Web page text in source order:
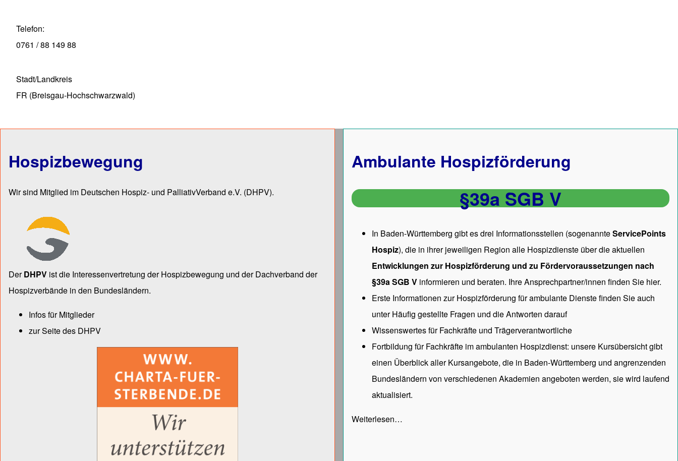
Telefon
0761 / 88 149 88
Stadt/Landkreis
FR (Breisgau-Hochschwarzwald)
Hospizbewegung
Wir sind Mitglied im Deutschen Hospiz- und PalliativVerband e.V. (DHPV).
DerDHPV ist die Inter­essen­ver­tre­tung der Hospiz­bewegung und der Dach­verband der
Hospiz­verbände in den Bun­des­län­dern.
Infos für Mitglieder
zur Seite des DHPV
Ambulante Hospizförderung
§39a SGB V
In Baden-Württemberg gibt es drei Informationsstellen (sogenannteServicePoints
Hospiz), die in ihrer jeweiligen Region alle Hospizdienste über die aktuellen
Entwicklungen zur Hospizförderung und zu Fördervoraussetzungen nach
§39a SGB V informieren und beraten. Ihre Ansprechpartner/innen finden Sie hier.
Erste Informationen zur Hospizförderung für ambulante Dienste finden Sie auch
unterHäufig gestellte Fragen und die Antworten darauf
Wissenswertes für Fachkräfte und Trägerverantwortliche
Fortbildung für Fachkräfte im ambulanten Hospizdienst: unsere Kursübersichtgibt
einen Überblick aller Kursangebote, die in Baden-Württemberg und angrenzenden
Bundesländern von verschiedenen Akademien angeboten werden, sie wird laufend
aktualisiert.
Weiterlesen…